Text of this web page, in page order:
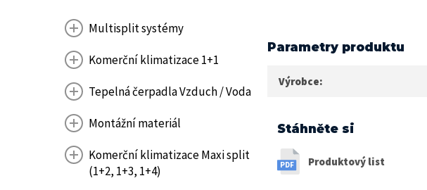
Multisplit systémy
Komerční klimatizace 1+1
Tepelná čerpadla Vzduch / Voda
Montážní materiál
Komerční klimatizace Maxi split
(1+2, 1+3, 1+4)
Parametry produktu
Výrobce:
Stáhněte si
Produktový list